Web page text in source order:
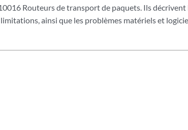
Routeurs de transport de paquets. Ils décrivent
ainsi que les problèmes matériels et